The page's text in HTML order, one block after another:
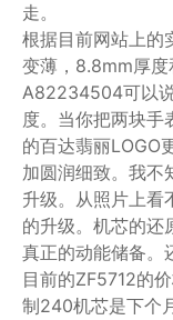
走。
根据目前网站上的
变薄，8.8mm厚度
A82234504可以
度。当你把两块手
的百达翡丽LOGO
加圆润细致。我不
升级。从照片上看
的升级。机芯的还
真正的动能储备。
目前的ZF5712的
制240机芯是下个